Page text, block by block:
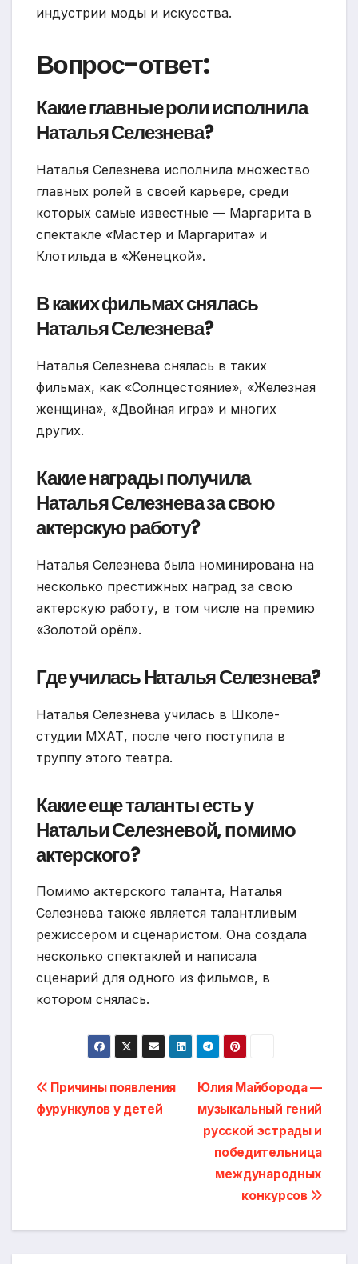
индустрии моды и искусства.
Вопрос-ответ:
Какие главные роли исполнила
Наталья Селезнева?
Наталья Селезнева исполнила множество
главных ролей в своей карьере, среди
которых самые известные — Маргарита в
спектакле «Мастер и Маргарита» и
Клотильда в «Женецкой».
В каких фильмах снялась
Наталья Селезнева?
Наталья Селезнева снялась в таких
фильмах, как «Солнцестояние», «Железная
женщина», «Двойная игра» и многих
других.
Какие награды получила
Наталья Селезнева за свою
актерскую работу?
Наталья Селезнева была номинирована на
несколько престижных наград за свою
актерскую работу, в том числе на премию
«Золотой орёл».
Где училась Наталья Селезнева?
Наталья Селезнева училась в Школе-
студии МХАТ, после чего поступила в
труппу этого театра.
Какие еще таланты есть у
Натальи Селезневой, помимо
актерского?
Помимо актерского таланта, Наталья
Селезнева также является талантливым
режиссером и сценаристом. Она создала
несколько спектаклей и написала
сценарий для одного из фильмов, в
котором снялась.
Навигация
по
Юлия Майборода —
музыкальный гений
русской эстрады и
победительница
международных
конкурсов
Причины появления
фурункулов у детей